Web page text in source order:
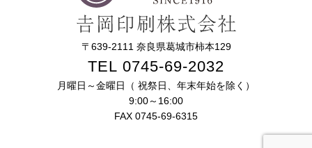
〒639-2111 奈良県葛城市柿本129
TEL 0745-69-2032
月曜日～金曜日（ 祝祭日、年末年始を除く）
9:00～16:00
FAX 0745-69-6315